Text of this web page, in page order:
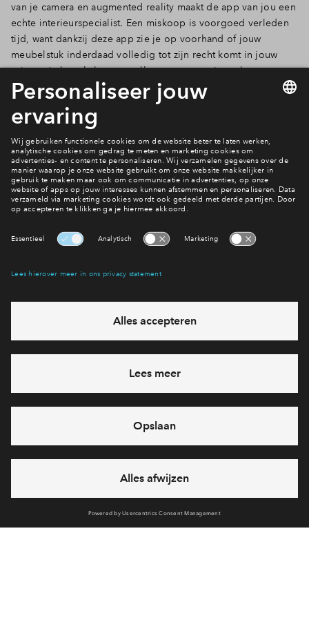
van je camera en augmented reality maakt de app van jou een
echte interieurspecialist. Een miskoop is voorgoed verleden
tijd, want dankzij deze app zie je op voorhand of jouw
meubelstuk inderdaad volledig tot zijn recht komt in jouw
ruimte. Je kan als het ware alles eerst eens virtueel
‘uitproberen’. Je kan zelfs letterlijk om de decoratieartikelen
heen wandelen. Zo lijkt alles levensecht!
Welke woning kies je?
Bekijk het aanbod
eventuele projecten
Ja, ik wil mij aanmelden
Heb je een vraag en wil je direct antwoord? Bel ons op088 -
71 22 894
6 dagen per week beschikbaar (behalve tijdens
feestdagen)
vandaag van 09:00 - 18:00 uur